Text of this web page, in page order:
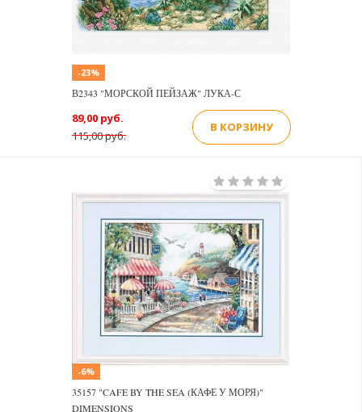
-23%
В2343 "МОРСКОЙ ПЕЙЗАЖ" ЛУКА-С
115,00 руб.
89,00 руб.
В КОРЗИНУ
-6%
35157 "CAFE BY THE SEA (КАФЕ У МОРЯ)"
DIMENSIONS